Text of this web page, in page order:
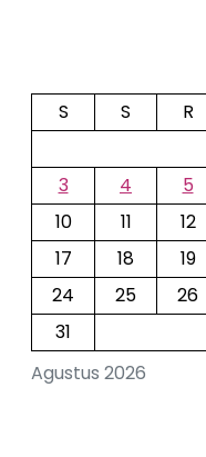
Agustus 2026
S S R
3
4 5
10
11 12
17
18 19
24
25 26
31